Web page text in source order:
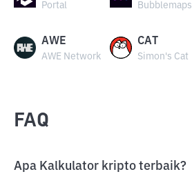
Portal Bubblemaps
AWE
AWE Network
CAT
Simon's Cat
FAQ
Apa Kalkulator kripto terbaik?